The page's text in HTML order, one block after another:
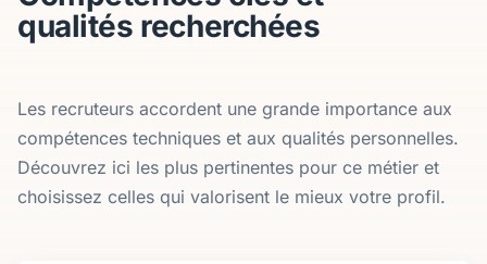
qualités recherchées
Les recruteurs accordent une grande importance aux
compétences techniques et aux qualités personnelles.
Découvrez ici les plus pertinentes pour ce métier et
choisissez celles qui valorisent le mieux votre profil.